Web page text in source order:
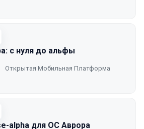
с нуля до альфы
Открытая Мобильная Платформа
alpha для ОС Аврора